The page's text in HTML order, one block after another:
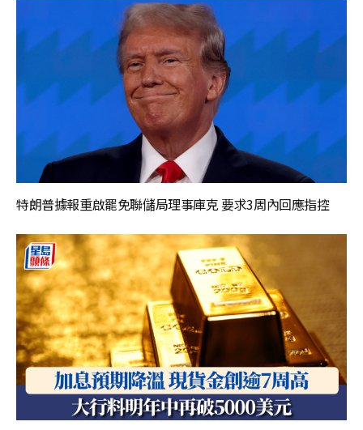
特朗普據報重啟罷免聯儲局理事庫克 要求3周內回應指控